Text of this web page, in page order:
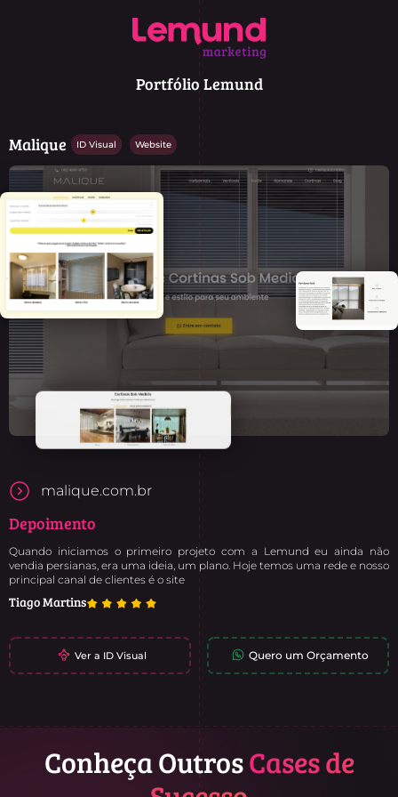
Portfólio Lemund
Malique ID Visual Website
malique.com.br
Depoimento
Quando iniciamos o primeiro projeto com a Lemund eu ainda não
vendia persianas, era uma ideia, um plano. Hoje temos uma rede e nosso
principal canal de clientes é o site
Tiago Martins
Ver a ID Visual Quero um Orçamento
Conheça OutrosCases de